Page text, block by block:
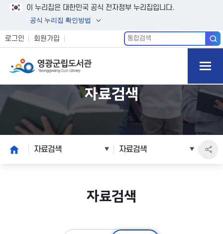
이 누리집은 대한민국 공식 전자정부 누리집입니다.
공식 누리집 확인방법
로그인 회원가입
통
합
메뉴 버
자료검색
home 자료검색 자료검색
자료검색